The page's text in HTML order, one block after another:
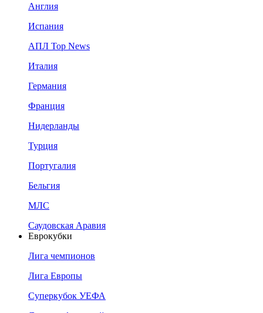
Англия
Испания
АПЛ Top News
Италия
Германия
Франция
Нидерланды
Турция
Португалия
Бельгия
МЛС
Саудовская Аравия
Еврокубки
Лига чемпионов
Лига Европы
Суперкубок УЕФА